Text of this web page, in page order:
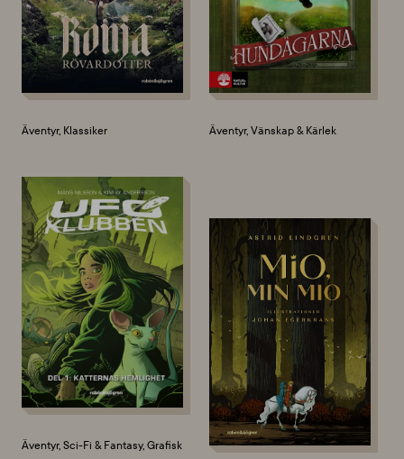
Äventyr, Klassiker Äventyr, Vänskap & Kärlek
Äventyr, Sci-Fi & Fantasy, Grafisk